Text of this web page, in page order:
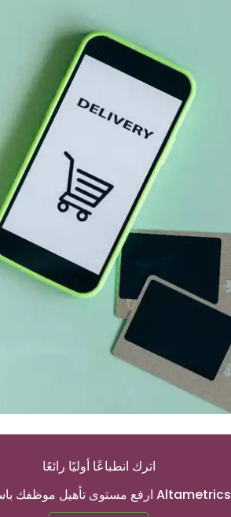
اترك انطباعًا أوليًا رائعًا
ارفع مستوى تأهيل موظفك باستخدام Altametrics